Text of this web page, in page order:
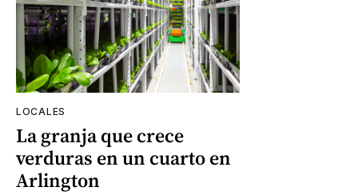
LOCALES
La granja que crece
verduras en un cuarto en
Arlington